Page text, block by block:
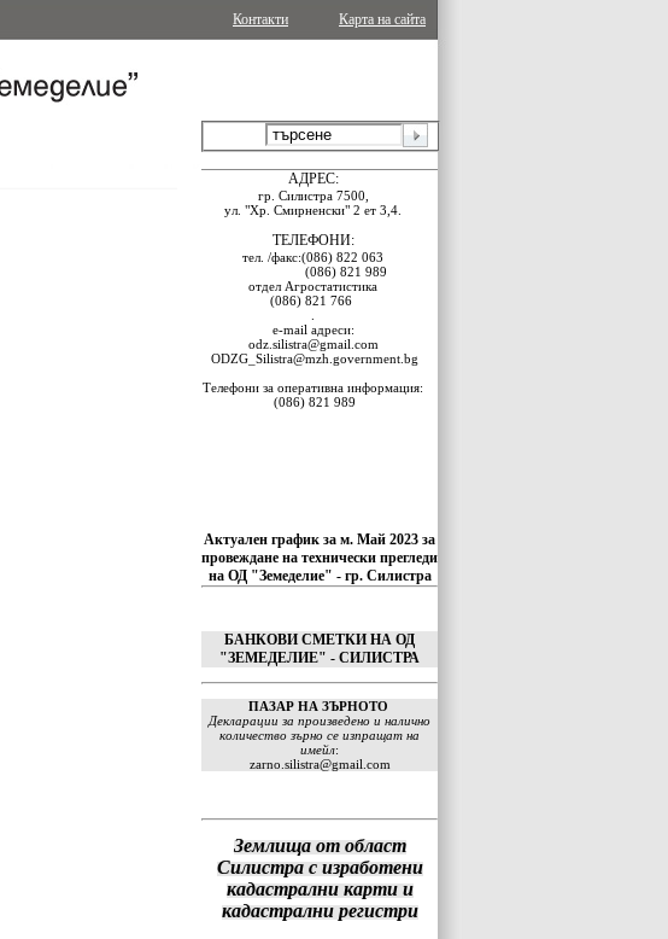
Карта на сайта
Контакти
АДРЕС:
гр. Силистра 7500,
ул. "Хр. Смирненски" 2 ет 3,4
ТЕЛЕФОНИ:
тел. /факс:(086) 822 063
(086) 821 989
отдел Агростатистика
(086) 821 766
e-mail адреси:
odz.silistra@gmail.com
ODZG_Silistra@mzh.government.bg
Телефони за оперативна информация:
(086) 821 989
Актуален график за м. Май 2023 за
провеждане на технически прегледи
на ОД "Земеделие" - гр. Силистра
БАНКОВИ СМЕТКИ НА ОД
"ЗЕМЕДЕЛИЕ" - СИЛИСТРА
ПАЗАР НА ЗЪРНОТО
Декларации за произведено и налично
количество зърно се изпращат на
имейл:
zarno.silistra@gmail.com
Землища от област
Силистра с изработени
кадастрални карти и
кадастрални регистри